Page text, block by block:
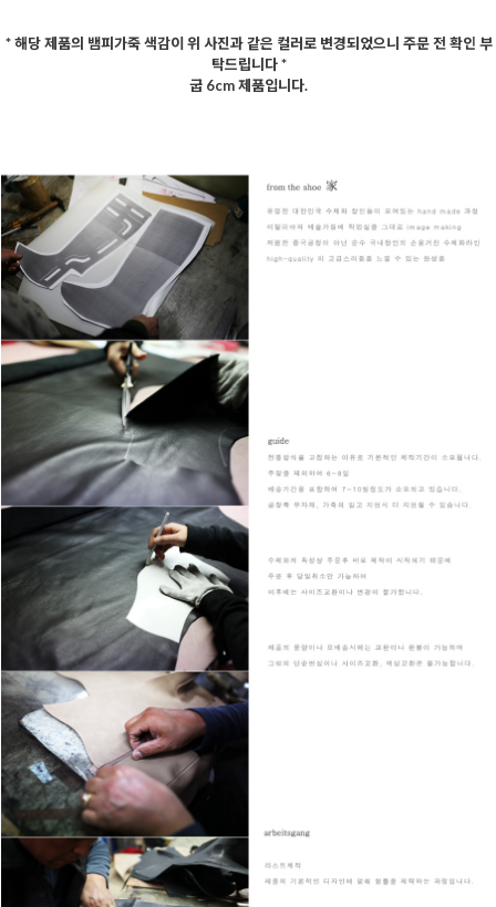
* 해당 제품의 뱀피가죽 색감이 위 사진과 같은 컬러로 변경되었으니 주문 전 확인 부
탁드립니다 *
굽 6cm 제품입니다.